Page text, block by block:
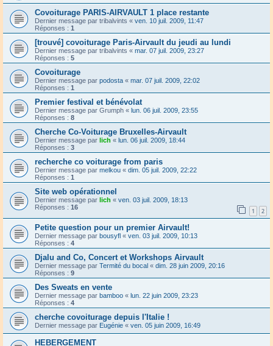
Covoiturage PARIS-AIRVAULT 1 place restante
Dernier message par tribalvints « ven. 10 juil. 2009, 11:47
Réponses : 1
[trouvé] covoiturage Paris-Airvault du jeudi au lundi
Dernier message par tribalvints « mar. 07 juil. 2009, 23:27
Réponses : 5
Covoiturage
Dernier message par podosta « mar. 07 juil. 2009, 22:02
Réponses : 1
Premier festival et bénévolat
Dernier message par Grumph « lun. 06 juil. 2009, 23:55
Réponses : 8
Cherche Co-Voiturage Bruxelles-Airvault
Dernier message par lich « lun. 06 juil. 2009, 18:44
Réponses : 3
recherche co voiturage from paris
Dernier message par melkou « dim. 05 juil. 2009, 22:22
Réponses : 1
Site web opérationnel
Dernier message par lich « ven. 03 juil. 2009, 18:13
Réponses : 16 1 2
Petite question pour un premier Airvault!
Dernier message par bousyfl « ven. 03 juil. 2009, 10:13
Réponses : 4
Djalu and Co, Concert et Workshops Airvault
Dernier message par Termité du bocal « dim. 28 juin 2009, 20:16
Réponses : 9
Des Sweats en vente
Dernier message par bamboo « lun. 22 juin 2009, 23:23
Réponses : 4
cherche covoiturage depuis l'Italie !
Dernier message par Eugénie « ven. 05 juin 2009, 16:49
HEBERGEMENT